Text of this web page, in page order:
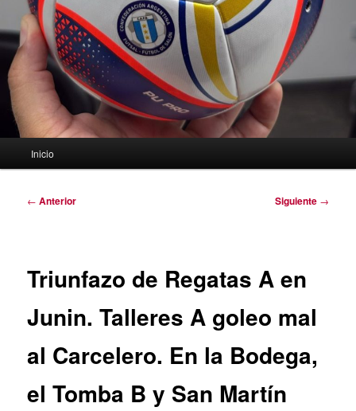
Inicio
Navegación
← Anterior Siguiente →
Triunfazo de Regatas A en
Junin. Talleres A goleo mal
al Carcelero. En la Bodega,
el Tomba B y San Martín